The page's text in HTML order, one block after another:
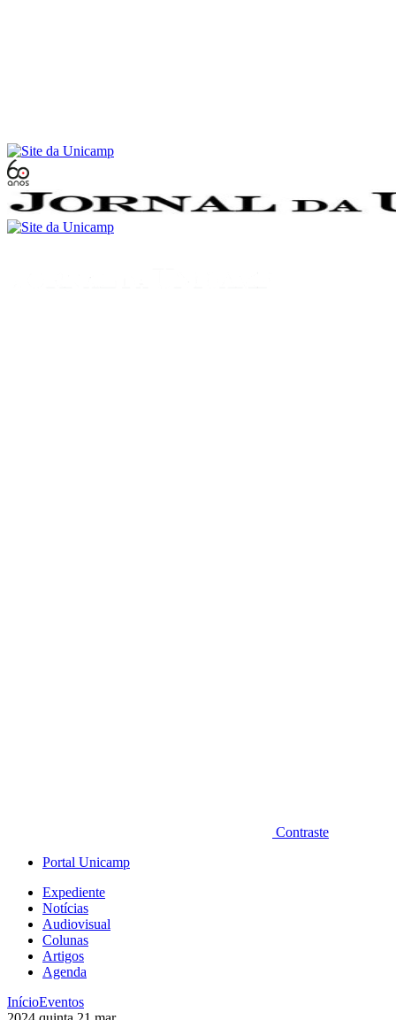
Contraste
Portal Unicamp
Expediente
Notícias
Audiovisual
Colunas
Artigos
Agenda
InícioEventos